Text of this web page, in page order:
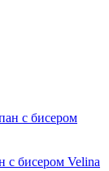
с бисером Velina